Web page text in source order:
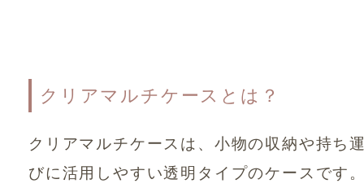
クリアマルチケースとは？
クリアマルチケースは、小物の収納や持ち
びに活用しやすい透明タイプのケースです